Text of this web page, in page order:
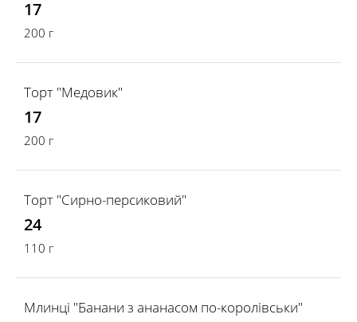
17
200 г
Торт "Медовик"
17
200 г
Торт "Сирно-персиковий"
24
110 г
Млинці "Банани з ананасом по-королівськи"